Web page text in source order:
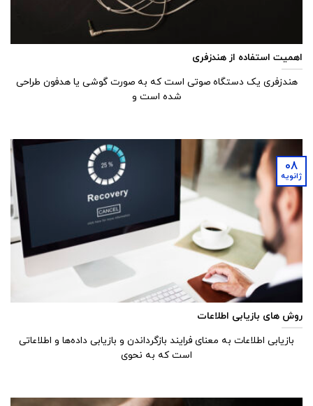
اهمیت استفاده از هندزفری
هندزفری یک دستگاه صوتی است که به صورت گوشی یا هدفون طراحی
شده است و
روش های بازیابی اطلاعات
بازیابی اطلاعات به معنای فرایند بازگرداندن و بازیابی داده‌ها و اطلاعاتی
است که به نحوی
08
ژانویه